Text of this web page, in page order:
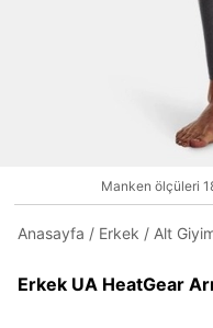
Üye
Manken ölçüleri
Anasayfa / Erkek / Alt
Erkek UA HeatGear
Daha hızlı